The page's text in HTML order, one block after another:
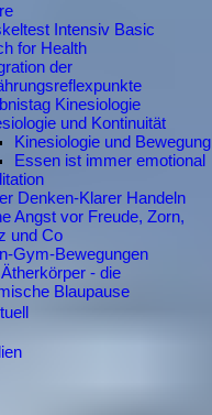
Intensiv Basic
for Health
der
Kinesiologie
und Kontinuität
Kinesiologie und Bewegung
Essen ist immer emotional
Denken-Klarer Handeln
Angst vor Freude, Zorn,
und Co
Gym-Bewegungen
- die
Blaupause